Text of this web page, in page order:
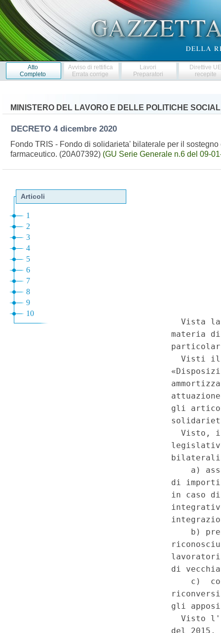
Atto
Completo
Avviso di rettifica
Errata corrige
Lavori
Preparatori
Direttive
recepite
MINISTERO DEL LAVORO E DELLE POLITICHE
DECRETO 4 dicembre 2020
Fondo TRIS - Fondo di solidarieta' bilaterale per il
farmaceutico. (20A07392) (GU Serie Generale n.6 del 09-